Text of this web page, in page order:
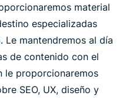
material
especializadas
Le mantendremos al día
de contenido con el
le proporcionaremos
SEO, UX, diseño y